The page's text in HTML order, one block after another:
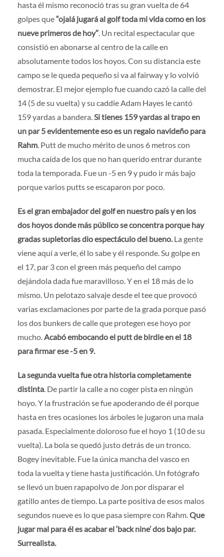
hasta él mismo reconoció tras su gran vuelta de 64
golpes que“ojalá jugará al golf toda mi vida como en los
nueve primeros de hoy” . Un recital espectacular que
consistió en abonarse al centro de la calle en
absolutamente todos los hoyos. Con su distancia este
campo se le queda pequeño si va al fairway y lo volvió
demostrar. El mejor ejemplo fue cuando cazó la calle del
14 (5 de su vuelta) y su caddie Adam Hayes le cantó
159 yardas a bandera. Si tienes 159 yardas al trapo en
un par 5 evidentemente eso es un regalo navideño para
Rahm . Putt de mucho mérito de unos 6 metros con
mucha caída de los que no han querido entrar durante
toda la temporada. Fue un -5 en 9 y pudo ir más bajo
porque varios putts se escaparon por poco.
Es el gran embajador del golf en nuestro país y en los
dos hoyos donde más público se concentra porque hay
gradas supletorias dio espectáculo del bueno. La gente
viene aquí a verle, él lo sabe y él responde. Su golpe en
el 17, par 3 con el green más pequeño del campo
dejándola dada fue maravilloso. Y en el 18 más de lo
mismo. Un pelotazo salvaje desde el tee que provocó
varias exclamaciones por parte de la grada porque pasó
los dos bunkers de calle que protegen ese hoyo por
mucho. Acabó embocando el putt de birdie en el 18
para firmar ese -5 en 9.
La segunda vuelta fue otra historia completamente
distinta . De partir la calle a no coger pista en ningún
hoyo. Y la frustración se fue apoderando de él porque
hasta en tres ocasiones los árboles le jugaron una mala
pasada. Especialmente doloroso fue el hoyo 1 (10 de su
vuelta). La bola se quedó justo detrás de un tronco.
Bogey inevitable. Fue la única mancha del vasco en
toda la vuelta y tiene hasta justificación. Un fotógrafo
se llevó un buen rapapolvo de Jon por disparar el
gatillo antes de tiempo. La parte positiva de esos malos
segundos nueve es lo que pasa siempre con Rahm. Que
jugar mal para él es acabar el ‘back nine’ dos bajo par.
Surrealista.